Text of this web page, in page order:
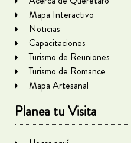
Mapa Interactivo
Noticias
Capacitaciones
Turismo de Reuniones
Turismo de Romance
Mapa Artesanal
Planea tu Visita